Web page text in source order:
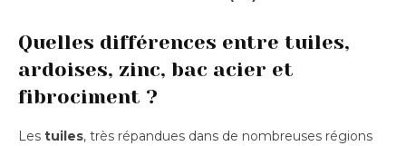
Quelles différences entre tuiles,
ardoises, zinc, bac acier et
fibrociment ?
Les tuiles, très répandues dans de nombreuses régions